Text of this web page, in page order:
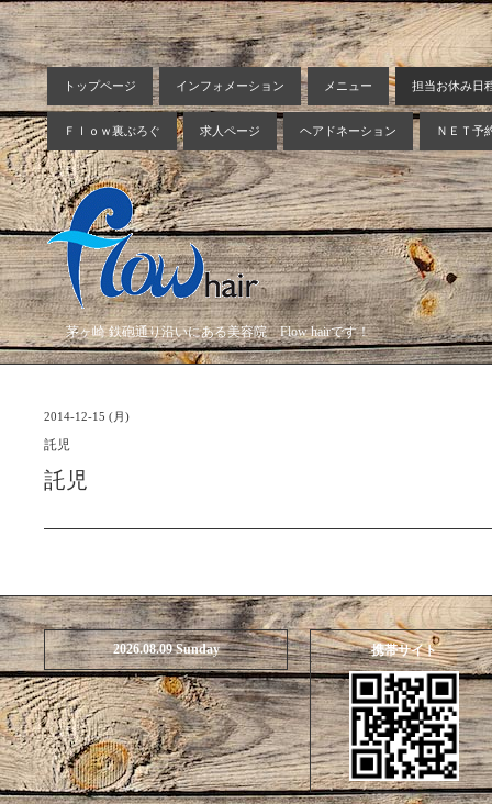
トップページ インフォメーション メニュー 担当お休み日
Ｆｌｏｗ裏ぶろぐ 求人ページ ヘアドネーション ＮＥＴ予
茅ヶ崎 鉄砲通り沿いにある美容院 Flow hairです！
2014-12-15 (月)
託児
託児
2026.08.09 Sunday 携帯サイト